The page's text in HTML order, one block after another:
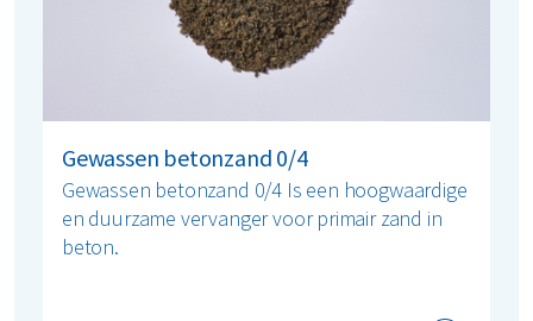
Gewassen betonzand 0/4
Gewassen betonzand 0/4 Is een hoogwaardige
en duurzame vervanger voor primair zand in
beton.